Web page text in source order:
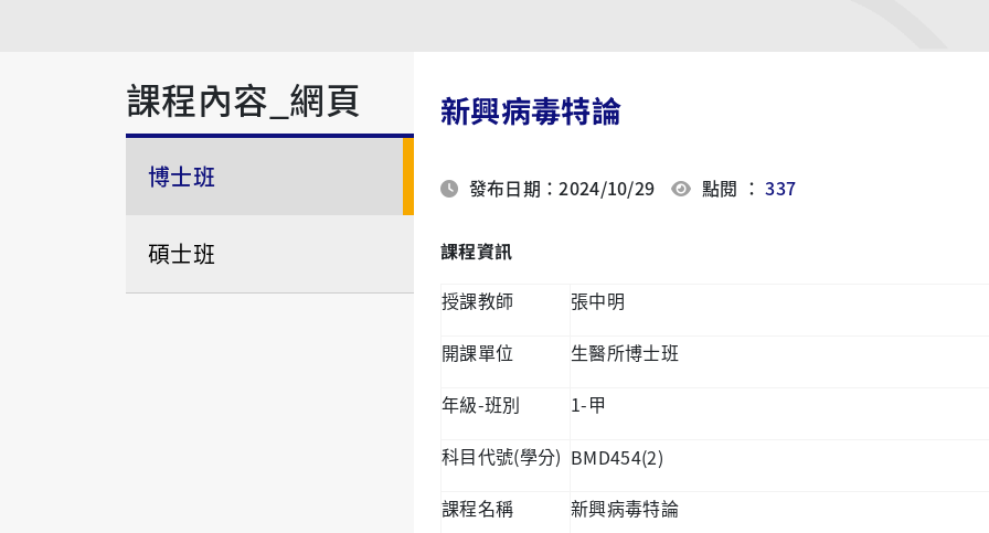
課程內容_網頁
博士班
碩士班
新興病毒特論
發布日期：2024/10/29 點閱 ：337
課程資訊
授課教師 張中明
開課單位 生醫所博士班
年級-班別 1- 甲
科目代號(學分) BMD454(2)
課程名稱 新興病毒特論